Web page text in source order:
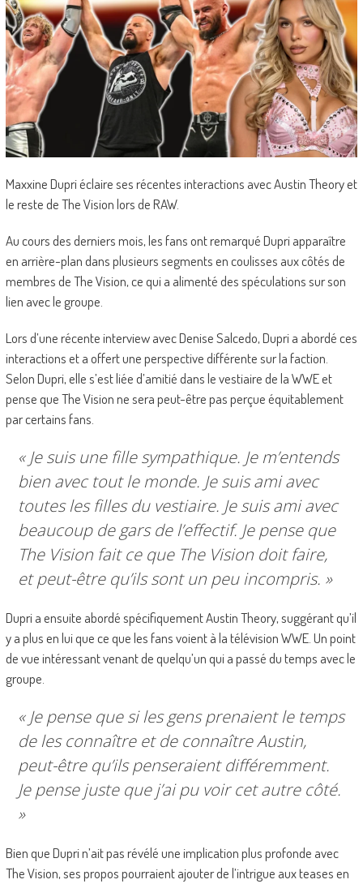
Maxxine Dupri éclaire ses récentes interactions avec Austin Theory et
le reste de The Vision lors de RAW.
Au cours des derniers mois, les fans ont remarqué Dupri apparaître
en arrière-plan dans plusieurs segments en coulisses aux côtés de
membres de The Vision, ce qui a alimenté des spéculations sur son
lien avec le groupe.
Lors d’une récente interview avec Denise Salcedo, Dupri a abordé ces
interactions et a offert une perspective différente sur la faction.
Selon Dupri, elle s’est liée d’amitié dans le vestiaire de la WWE et
pense que The Vision ne sera peut-être pas perçue équitablement
par certains fans.
« Je suis une fille sympathique. Je m’entends
bien avec tout le monde. Je suis ami avec
toutes les filles du vestiaire. Je suis ami avec
beaucoup de gars de l’effectif. Je pense que
The Vision fait ce que The Vision doit faire,
et peut-être qu’ils sont un peu incompris. »
Dupri a ensuite abordé spécifiquement Austin Theory, suggérant qu’il
y a plus en lui que ce que les fans voient à la télévision WWE. Un point
de vue intéressant venant de quelqu’un qui a passé du temps avec le
groupe.
« Je pense que si les gens prenaient le temps
de les connaître et de connaître Austin,
peut-être qu’ils penseraient différemment.
Je pense juste que j’ai pu voir cet autre côté.
»
Bien que Dupri n’ait pas révélé une implication plus profonde avec
The Vision, ses propos pourraient ajouter de l’intrigue aux teases en